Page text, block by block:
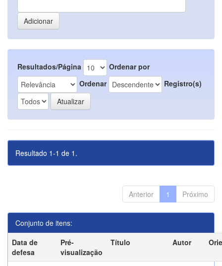
Resultados/Página
Ordenar por
Ordenar
Registro(s)
Resultado 1-1 de 1.
Anterior 1 Próximo
Conjunto de itens:
Data de
defesa
Pré-
visualização
Título Autor